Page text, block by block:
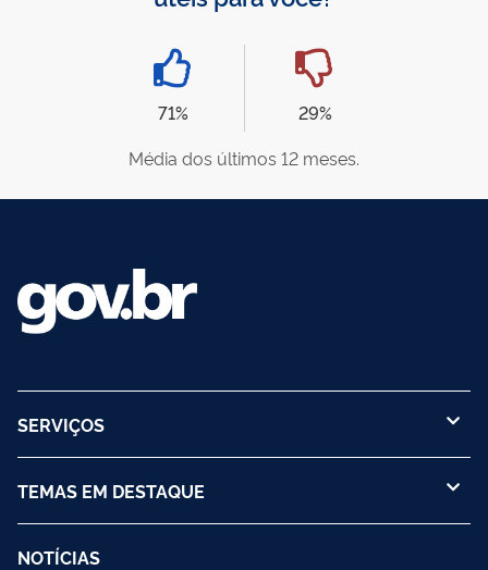
71%
29%
Média dos últimos 12 meses.
SERVIÇOS
TEMAS EM DESTAQUE
NOTÍCIAS